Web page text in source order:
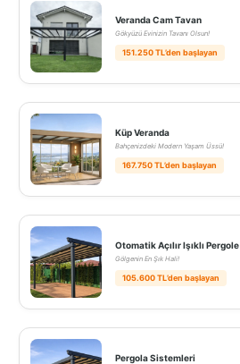
Veranda Cam Tavan
Gökyüzü Evinizin Tavanı Olsun!
151.250 TL’den başlayan
Küp Veranda
Bahçenizdeki Modern Yaşam Üssü!
167.750 TL’den başlayan
Otomatik Açılır Işıklı Pergole
Gölgenin En Şık Hali!
105.600 TL’den başlayan
Pergola Sistemleri